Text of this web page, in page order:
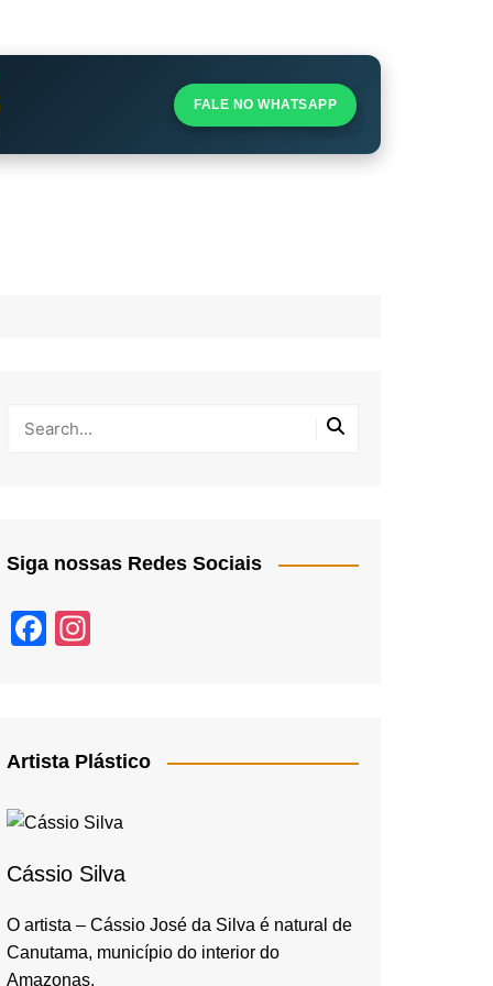
FALE NO WHATSAPP
Siga nossas Redes Sociais
F
b
o
k
a
Artista Plástico
Cássio Silva
O artista – Cássio José da Silva é natural de
Canutama, município do interior do
Amazonas,